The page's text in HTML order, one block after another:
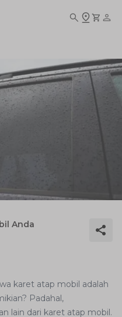
Anda
karet atap mobil adalah
Padahal,
lain dari karet atap mobil.